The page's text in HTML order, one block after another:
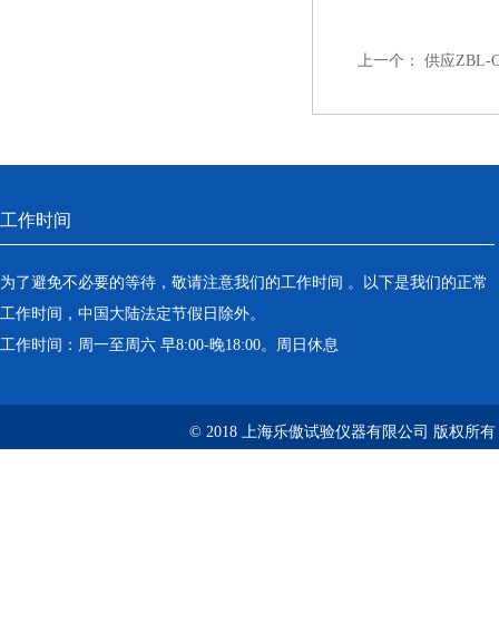
上一个： 供应ZBL-
工作时间
为了避免不必要的等待，敬请注意我们的工作时间 。以下是我们的正常
工作时间，中国大陆法定节假日除外。
工作时间：周一至周六 早8:00-晚18:00。周日休息
© 2018 上海乐傲试验仪器有限公司 版权所